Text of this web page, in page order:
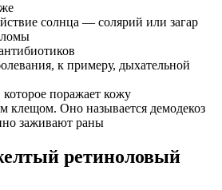
солнца — солярий или загар
к примеру, дыхательной
поражает кожу
клещом. Оно называется демодекоз
заживают раны
ретиноловый